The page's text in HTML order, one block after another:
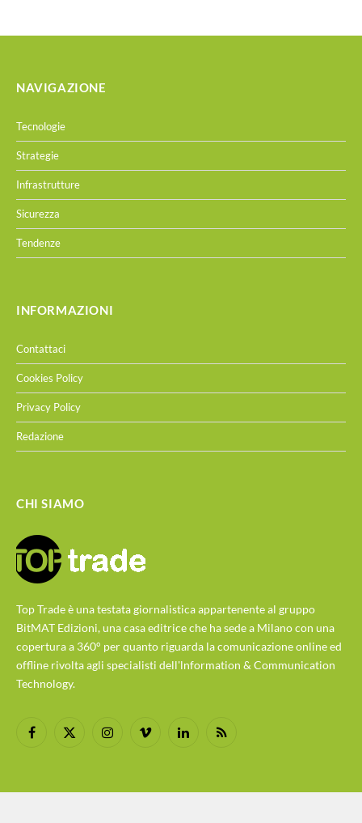
NAVIGAZIONE
Tecnologie
Strategie
Infrastrutture
Sicurezza
Tendenze
INFORMAZIONI
Contattaci
Cookies Policy
Privacy Policy
Redazione
CHI SIAMO
Top Trade è una testata giornalistica appartenente al gruppo
BitMAT Edizioni, una casa editrice che ha sede a Milano con una
copertura a 360° per quanto riguarda la comunicazione online ed
offline rivolta agli specialisti dell'lnformation & Communication
Technology.
Facebook
X
InstagramVimeo LinkedInRSS